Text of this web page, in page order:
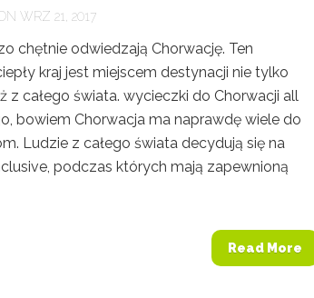
WRZ 21, 2017
chętnie odwiedzają Chorwację. Ten
kraj jest miejscem destynacji nie tylko
z całego świata. wycieczki do Chorwacji all
bowiem Chorwacja ma naprawdę wiele do
Ludzie z całego świata decydują się na
podczas których mają zapewnioną
Read More